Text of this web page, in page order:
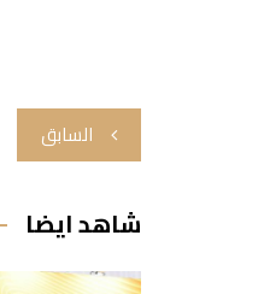
تصفّح
المقالات
السابق
شاهد ايضا